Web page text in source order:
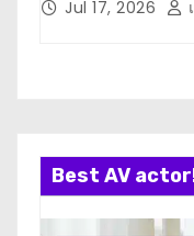
Jul 17, 2026
Best AV